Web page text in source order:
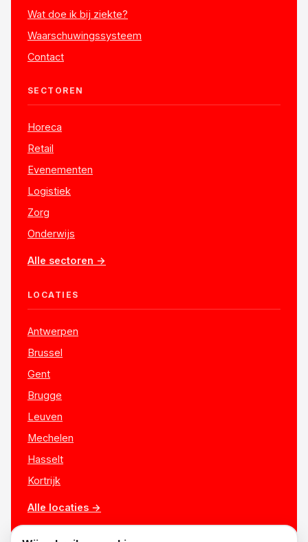
Wat doe ik bij ziekte?
Waarschuwingssysteem
Contact
SECTOREN
Horeca
Retail
Evenementen
Logistiek
Zorg
Onderwijs
Alle sectoren →
LOCATIES
Antwerpen
Brussel
Gent
Brugge
Leuven
Mechelen
Hasselt
Kortrijk
Alle locaties →